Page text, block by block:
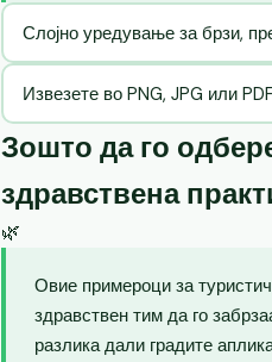
Слојно уредување за брзи,
Извезете во PNG, JPG или
Зошто да го
здравствена
🌿
Овие примероци за
здравствен тим да го
разлика дали градите